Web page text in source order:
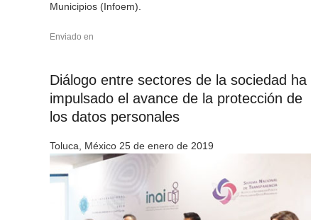
Municipios (Infoem).
Enviado en
Diálogo entre sectores de la sociedad ha
impulsado el avance de la protección de
los datos personales
Toluca, México 25 de enero de 2019